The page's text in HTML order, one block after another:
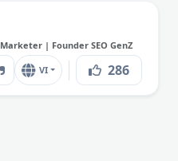
| Founder SEO GenZ
VI 286